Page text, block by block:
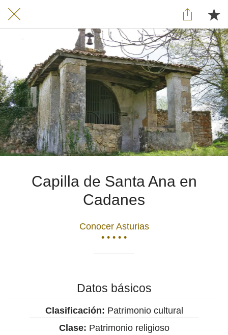
Capilla de Santa Ana en
Cadanes
Conocer Asturias
• • • • •
Datos básicos
Clasificación: Patrimonio cultural
Clase: Patrimonio religioso